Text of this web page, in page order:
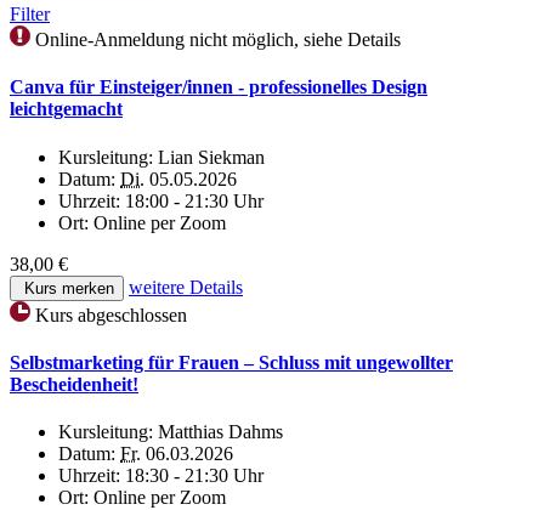
Filter
Online-Anmeldung nicht möglich, siehe Details
Canva für Einsteiger/innen - professionelles Design
leichtgemacht
Kursleitung: Lian Siekman
Datum: Di. 05.05.2026
Uhrzeit: 18:00 - 21:30 Uhr
Ort: Online per Zoom
38,00 €
Kurs merken
weitere Details
Kurs abgeschlossen
Selbstmarketing für Frauen – Schluss mit ungewollter
Bescheidenheit!
Kursleitung: Matthias Dahms
Datum: Fr. 06.03.2026
Uhrzeit: 18:30 - 21:30 Uhr
Ort: Online per Zoom